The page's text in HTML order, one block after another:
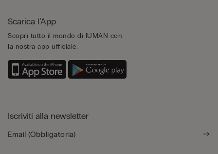
Scarica l’App
Scopri tutto il mondo di IUMAN con
la nostra app ufficiale.
Iscriviti alla newsletter